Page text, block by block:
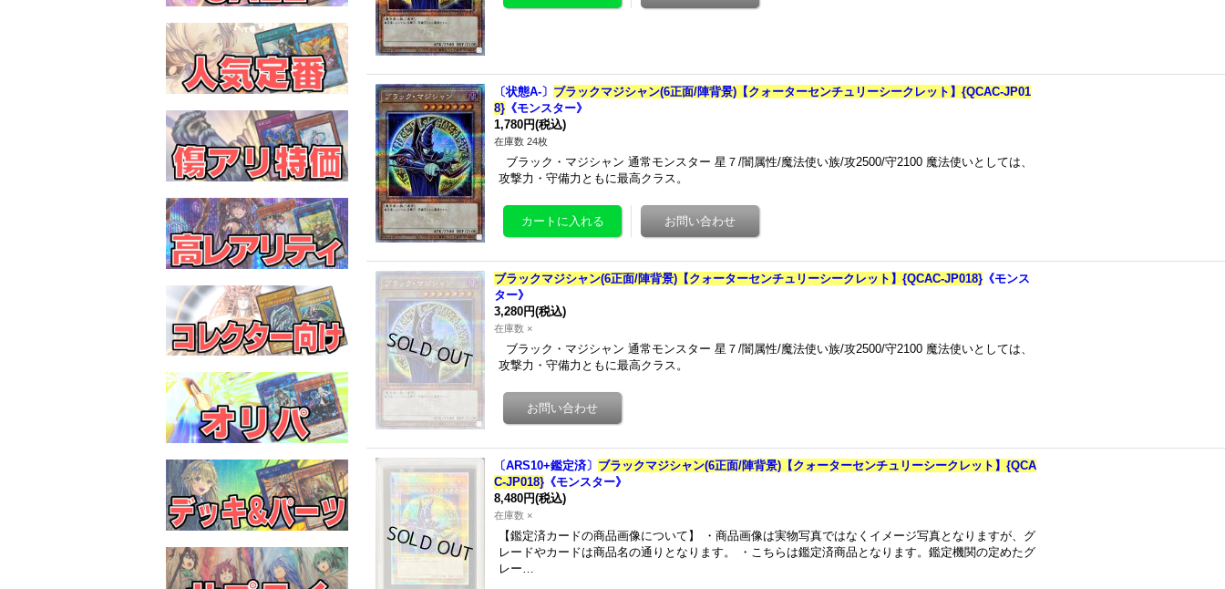
〔状態A-〕 ブラックマジシャン(6正面/陣背景)【クォーターセンチュリーシークレット】{QCAC-JP01
8} 《モンスター》
1,780円(税込)
在庫数 24枚
ブラック・マジシャン 通常モンスター 星７/闇属性/魔法使い族/攻2500/守2100 魔法使いとしては、
攻撃力・守備力ともに最高クラス。
ブラックマジシャン(6正面/陣背景)【クォーターセンチュリーシークレット】{QCAC-JP018} 《モンス
ター》
3,280円(税込)
在庫数 ×
ブラック・マジシャン 通常モンスター 星７/闇属性/魔法使い族/攻2500/守2100 魔法使いとしては、
攻撃力・守備力ともに最高クラス。
〔ARS10+鑑定済〕 ブラックマジシャン(6正面/陣背景)【クォーターセンチュリーシークレット】{QCA
C-JP018} 《モンスター》
8,480円(税込)
在庫数 ×
【鑑定済カードの商品画像について】 ・商品画像は実物写真ではなくイメージ写真となりますが、グ
レードやカードは商品名の通りとなります。 ・こちらは鑑定済商品となります。鑑定機関の定めたグ
レー…